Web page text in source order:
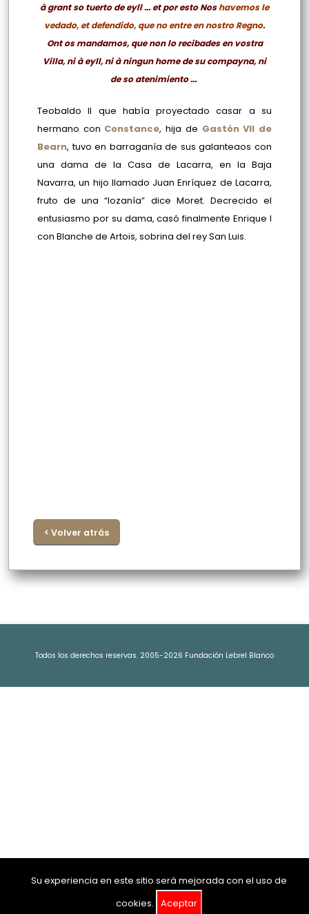
à grant so tuerto de eyll ... et por esto Noshavemos le
vedado, et defendido, que no entre en nostro Regno.
Ont os mandamos, que non lo recibades en vostra
Villa, ni à eyll, ni à ningun home de su compayna, ni
de so atenimiento ...
Teobaldo II que había proyectado casar a su
hermano con Constance, hija de Gastón VII de
Bearn, tuvo en barraganía de sus galanteaos con
una dama de la Casa de Lacarra, en la Baja
Navarra, un hijo llamado Juan Enríquez de Lacarra,
fruto de una “lozanía” dice Moret. Decrecido el
entusiasmo por su dama, casó finalmente Enrique I
con Blanche de Artois, sobrina del rey San Luis.
< Volver atrás
Todos los derechos reservas. 2005-2026 Fundación Lebrel Blanco
Su experiencia en este sitio será mejorada con el uso de
cookies. Aceptar